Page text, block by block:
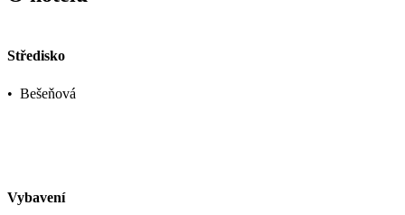
Středisko
• Bešeňová
Vybavení